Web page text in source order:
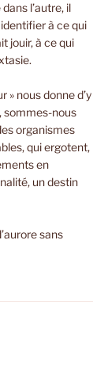
l’autre, il
identifier à ce qui
jouir, à ce qui
» nous donne d’y
sommes-nous
organismes
qui ergotent,
en
un destin
sans